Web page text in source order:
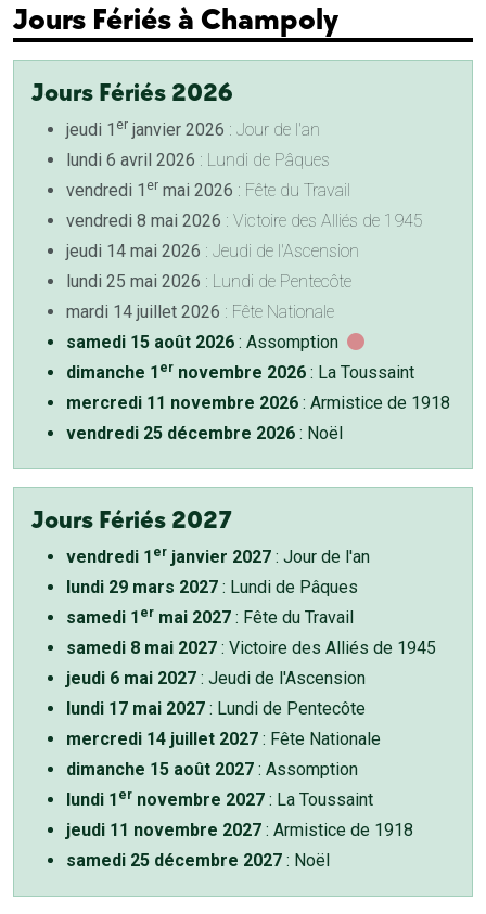
Jours Fériés à Champoly
Jours Fériés 2026
jeudi 1 er janvier 2026 : Jour de l'an
lundi 6 avril 2026 : Lundi de Pâques
vendredi 1 er mai 2026 : Fête du Travail
vendredi 8 mai 2026 : Victoire des Alliés de 1945
jeudi 14 mai 2026 : Jeudi de l'Ascension
lundi 25 mai 2026 : Lundi de Pentecôte
mardi 14 juillet 2026 : Fête Nationale
samedi 15 août 2026 : Assomption
dimanche 1 er novembre 2026 : La Toussaint
mercredi 11 novembre 2026 : Armistice de 1918
vendredi 25 décembre 2026 : Noël
Jours Fériés 2027
vendredi 1 er janvier 2027 : Jour de l'an
lundi 29 mars 2027 : Lundi de Pâques
samedi 1 er mai 2027 : Fête du Travail
samedi 8 mai 2027 : Victoire des Alliés de 1945
jeudi 6 mai 2027 : Jeudi de l'Ascension
lundi 17 mai 2027 : Lundi de Pentecôte
mercredi 14 juillet 2027 : Fête Nationale
dimanche 15 août 2027 : Assomption
lundi 1 er novembre 2027 : La Toussaint
jeudi 11 novembre 2027 : Armistice de 1918
samedi 25 décembre 2027 : Noël